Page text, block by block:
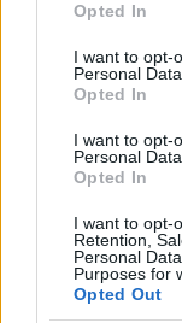
use your data for
consent section.
Opted In
I want to opt-
Personal Data.
Opted In
I want to opt-
Personal
Opted In
I want to opt-
Retention,
Personal
Purposes for
Opted Out
impongono
guida più
modifica il
disponibile,
gestione ERS
Sintesi
motore e
Il motore